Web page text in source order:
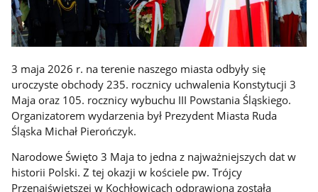
3 maja 2026 r. na terenie naszego miasta odbyły się
uroczyste obchody 235. rocznicy uchwalenia Konstytucji 3
Maja oraz 105. rocznicy wybuchu III Powstania Śląskiego.
Organizatorem wydarzenia był Prezydent Miasta Ruda
Śląska Michał Pierończyk.
Narodowe Święto 3 Maja to jedna z najważniejszych dat w
historii Polski. Z tej okazji w kościele pw. Trójcy
Przenajświętszej w Kochłowicach odprawiona została